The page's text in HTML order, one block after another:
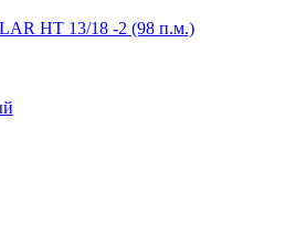
HT 13/18 -2 (98 п.м.)